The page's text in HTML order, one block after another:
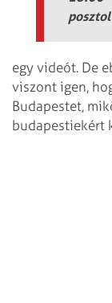
egy videót. De
viszont igen,
Budapestet,
budapestiekért